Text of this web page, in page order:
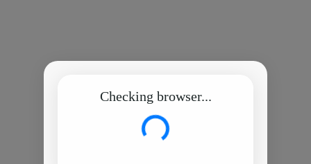
Checking browser...